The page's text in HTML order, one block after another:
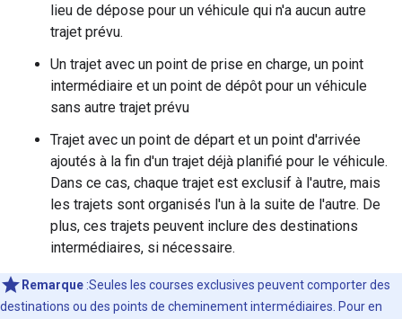
lieu de dépose pour un véhicule qui n'a aucun autre
trajet prévu.
Un trajet avec un point de prise en charge, un point
intermédiaire et un point de dépôt pour un véhicule
sans autre trajet prévu
Trajet avec un point de départ et un point d'arrivée
ajoutés à la fin d'un trajet déjà planifié pour le véhicule.
Dans ce cas, chaque trajet est exclusif à l'autre, mais
les trajets sont organisés l'un à la suite de l'autre. De
plus, ces trajets peuvent inclure des destinations
intermédiaires, si nécessaire.
Remarque :Seules les courses exclusives peuvent comporter des
destinations ou des points de cheminement intermédiaires. Pour en